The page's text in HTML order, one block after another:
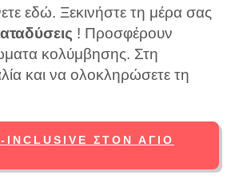
εδώ. Ξεκινήστε τη μέρα σας
! Προσφέρουν
κολύμβησης. Στη
και να ολοκληρώσετε τη
ΣΤΟΝ ΆΓΙΟ